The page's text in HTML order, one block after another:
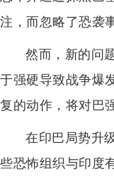
注，而忽略了恐袭
然而，新的问
于强硬导致战争爆
复的动作，将对巴
在印巴局势升
些恐怖组织与印度